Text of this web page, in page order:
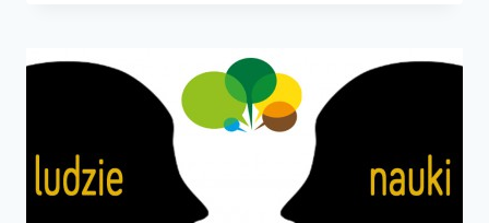
CZYTELNICTWA?
10
PROPOZYCJI
WYZWAŃ!